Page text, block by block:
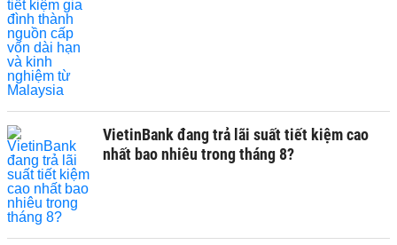
VietinBank đang trả lãi suất tiết kiệm cao
nhất bao nhiêu trong tháng 8?